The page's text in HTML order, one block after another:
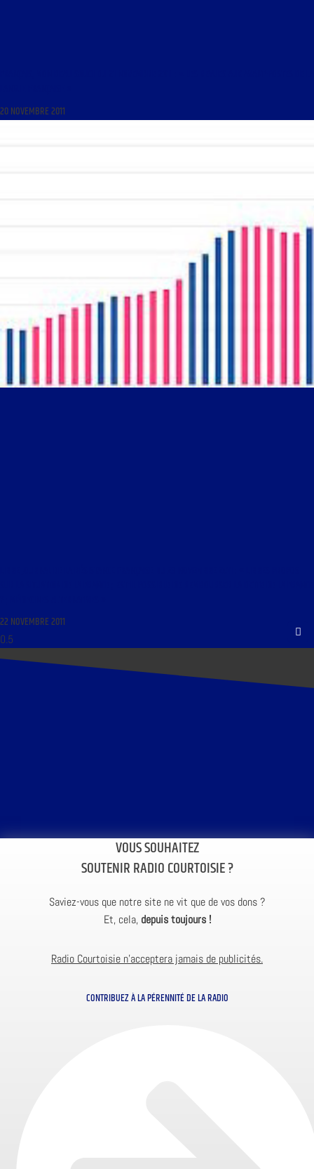
20 NOVEMBRE 2011
22 NOVEMBRE 2011
VOUS SOUHAITEZ
SOUTENIR RADIO COURTOISIE ?
Saviez-vous que notre site ne vit que de vos dons ?
Et, cela, depuis toujours !
Radio Courtoisie n’acceptera jamais de publicités.
CONTRIBUEZ À LA PÉRENNITÉ DE LA RADIO